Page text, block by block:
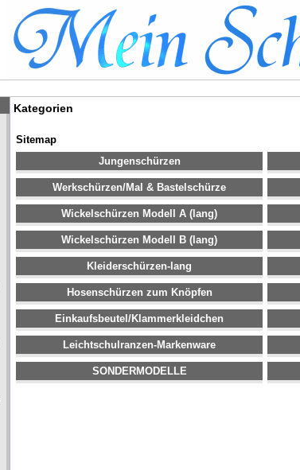
Kategorien
Sitemap
Jungenschürzen
Werkschürzen/Mal & Bastelschürze
Wickelschürzen Modell A (lang)
Wickelschürzen Modell B (lang)
Kleiderschürzen-lang
Hosenschürzen zum Knöpfen
Einkaufsbeutel/Klammerkleidchen
Leichtschulranzen-Markenware
SONDERMODELLE